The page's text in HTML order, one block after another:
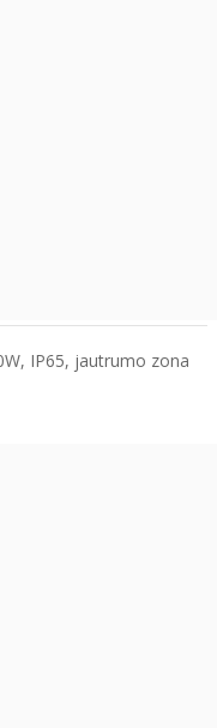
IP65, jautrumo zona